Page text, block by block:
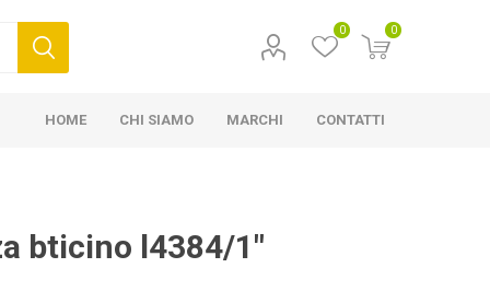
0 0
HOME CHI SIAMO MARCHI CONTATTI
bticino l4384/1"